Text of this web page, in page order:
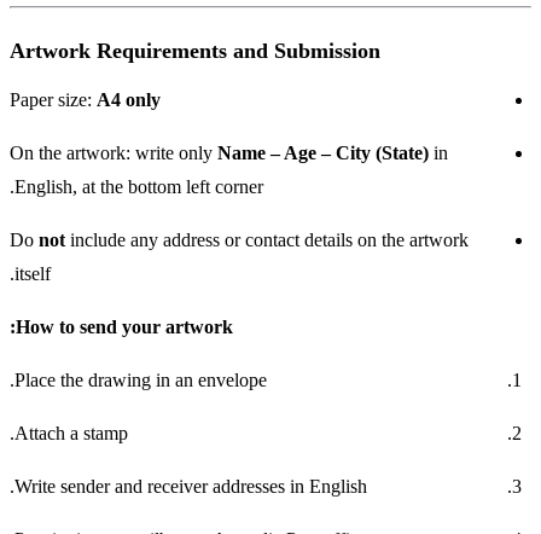
Artwork Requirements and Submission
Paper size: A4 only
On the artwork: write only Name – Age – City (State) in
English, at the bottom left corner.
Do not include any address or contact details on the artwork
itself.
How to send your artwork:
Place the drawing in an envelope.
Attach a stamp.
Write sender and receiver addresses in English.